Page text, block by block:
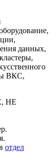
данных,
ВКС,
НЕ
отдел